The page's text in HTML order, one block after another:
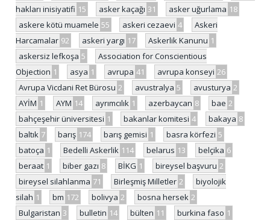
hakları inisiyatifi 15 asker kaçağı 31 asker uğurlama 18
askere kötü muamele 55 askeri cezaevi 4
Askeri
Harcamalar 92 askeri yargı 17 Askerlik Kanunu 1
askersiz lefkoşa 5
Association for Conscientious
Objection 1 asya 1 avrupa 41 avrupa konseyi 26
Avrupa Vicdani Ret Bürosu 2 avustralya 5 avusturya 2
AYİM 1 AYM 14 ayrımcılık 1 azerbaycan 8 bae 2
bahçeşehir üniversitesi 1 bakanlar komitesi 4 bakaya 8
baltık 7 barış 174 barış gemisi 1 basra körfezi 5
batoça 1 Bedelli Askerlik 114 belarus 13 belçika 6
beraat 1 biber gazı 8 BİKG 1 bireysel başvuru 2
bireysel silahlanma 71 Birleşmiş Milletler 2
biyolojik
silah 1 bm 172 bolivya 2 bosna hersek 2
Bulgaristan 3 bulletin 14 bülten 11 burkina faso 1